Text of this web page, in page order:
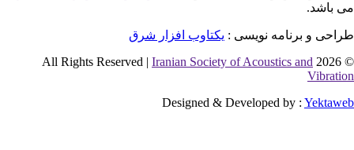
باشد.
و برنامه نویسی : یکتاوب افزار شرق
©
Iranian Society of Acoustics and
Designed & Developed by :